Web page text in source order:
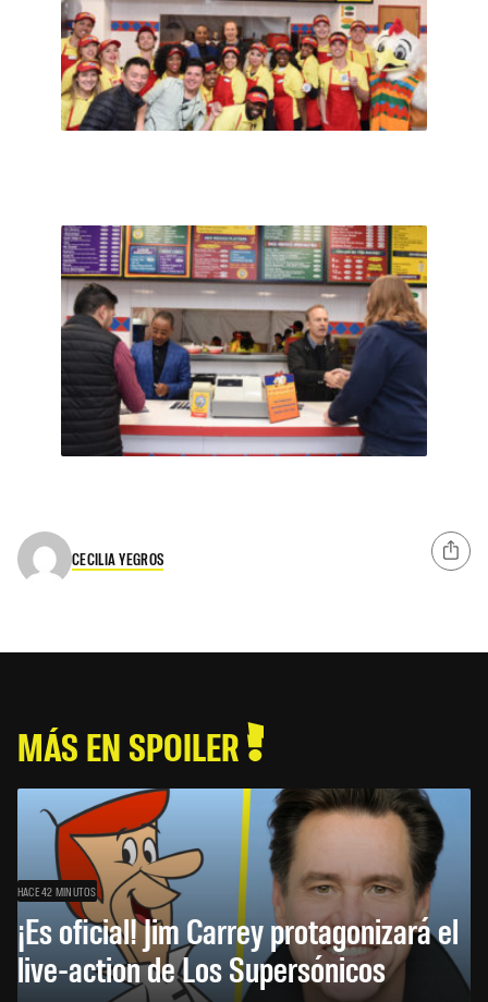
CECILIA YEGROS
MÁS EN SPOILER
HACE 42 MINUTOS
¡Es oficial! Jim Carrey protagonizará el
live-action de Los Supersónicos